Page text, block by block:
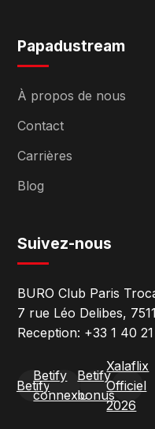
Papadustream
À propos de nous
Contact
Carrières
Blog
Suivez-nous
BURO Club Paris
7 rue Léo Delibes,
Reception: +33 1 40
Betify
Betify
connexion
Betify
bonus
Xalaflix
Officiel
2026